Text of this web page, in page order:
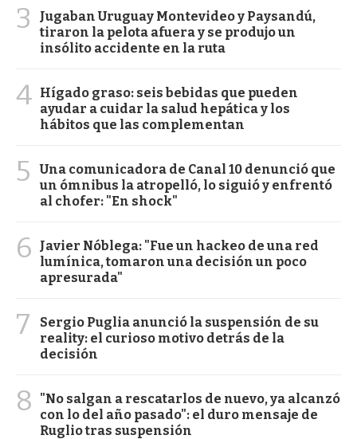
3
Jugaban Uruguay Montevideo y Paysandú,
tiraron la pelota afuera y se produjo un
insólito accidente en la ruta
4 Hígado graso: seis bebidas que pueden
ayudar a cuidar la salud hepática y los
hábitos que las complementan
5
Una comunicadora de Canal 10 denunció que
un ómnibus la atropelló, lo siguió y enfrentó
al chofer: "En shock"
6
Javier Nóblega: "Fue un hackeo de una red
lumínica, tomaron una decisión un poco
apresurada"
7
Sergio Puglia anunció la suspensión de su
reality: el curioso motivo detrás de la
decisión
8
"No salgan a rescatarlos de nuevo, ya alcanzó
con lo del año pasado": el duro mensaje de
Ruglio tras suspensión